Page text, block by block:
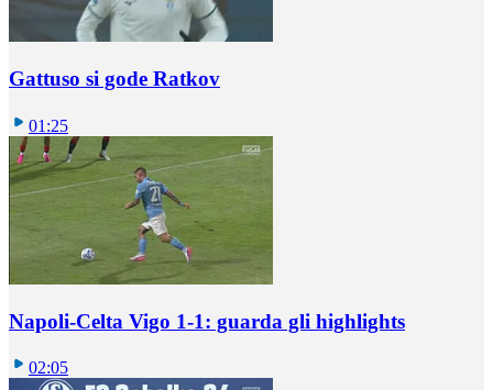
Gattuso si gode Ratkov
01:25
Napoli-Celta Vigo 1-1: guarda gli highlights
02:05